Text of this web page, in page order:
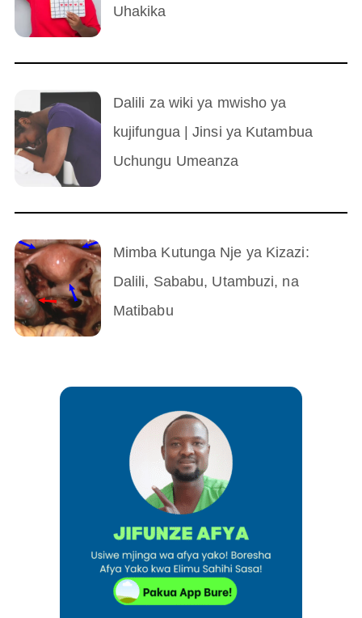
Uhakika
Dalili za wiki ya mwisho ya
kujifungua | Jinsi ya Kutambua
Uchungu Umeanza
Mimba Kutunga Nje ya Kizazi:
Dalili, Sababu, Utambuzi, na
Matibabu